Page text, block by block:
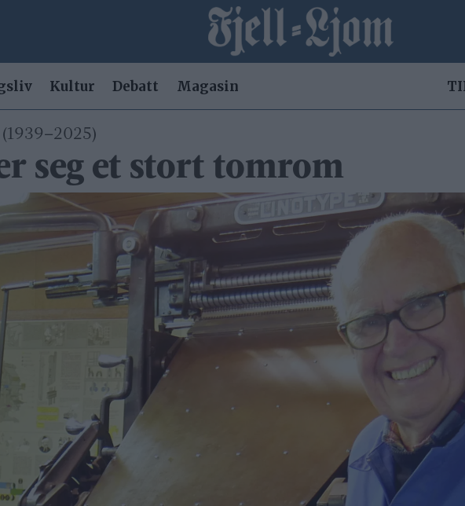
Kultur Debatt Magasin
seg et stort tomrom